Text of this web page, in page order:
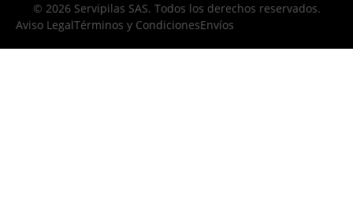
© 2026 Servipilas SAS. Todos los derechos reservados.
Aviso LegalTérminos y CondicionesEnvíos